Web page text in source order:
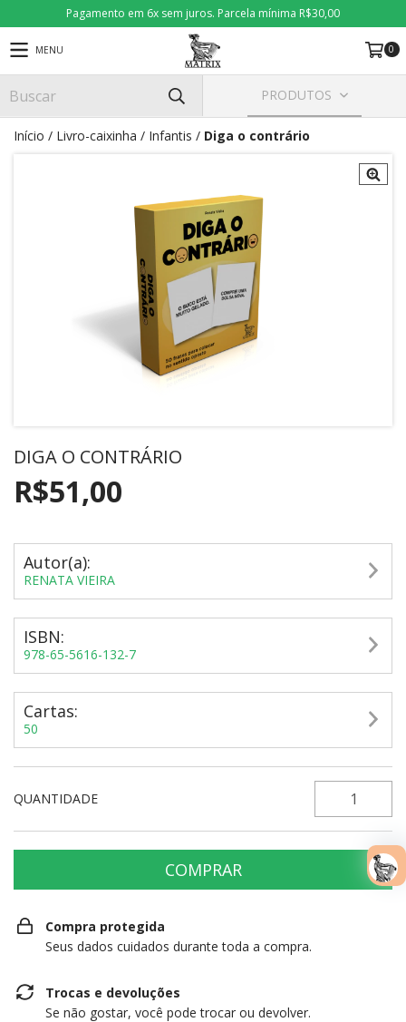
Pagamento em 6x sem juros. Parcela mínima R$30,00
MENU 0
PRODUTOS
Início / Livro-caixinha / Infantis / Diga o contrário
DIGA O CONTRÁRIO
R$51,00
Autor(a):
RENATA VIEIRA
ISBN:
978-65-5616-132-7
Cartas:
50
QUANTIDADE
Compra protegida
Seus dados cuidados durante toda a compra.
Trocas e devoluções
Se não gostar, você pode trocar ou devolver.